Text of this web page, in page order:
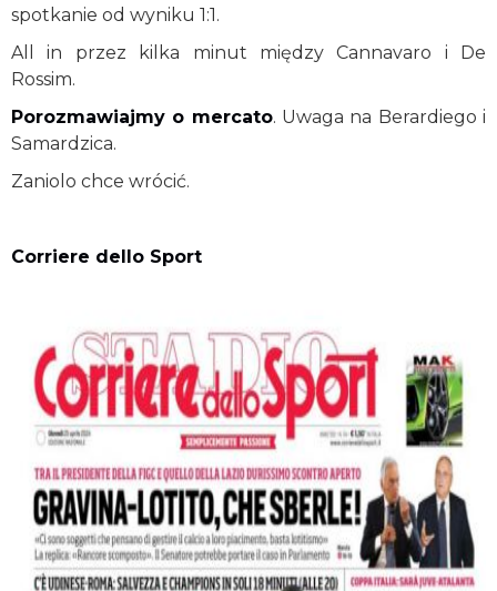
spotkanie od wyniku 1:1.
All in przez kilka minut między Cannavaro i De
Rossim.
Porozmawiajmy o mercato. Uwaga na Berardiego i
Samardzica.
Zaniolo chce wrócić.
Corriere dello Sport